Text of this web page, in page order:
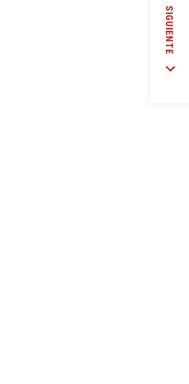
SIGUIENTE